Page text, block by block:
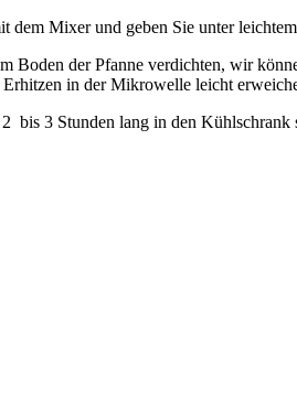
dem Mixer und geben Sie unter
Boden der Pfanne verdichten, wir
in der Mikrowelle leicht
bis 3 Stunden lang in den